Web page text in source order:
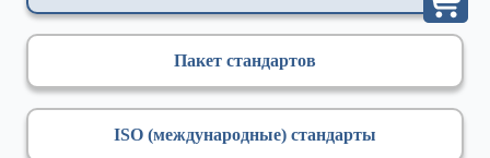
Пакет стандартов
ISO (международные) стандарты